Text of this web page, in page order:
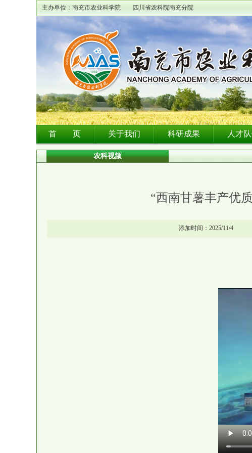
主办单位：南充市农业科学院 四川省农科院南充分院
首 页 关于我们 科研成果 人才
农科视频
“西南甘薯丰产优
添加时间：2025/11/4